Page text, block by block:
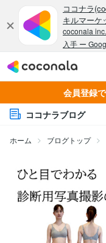
会員登録
ココナラブログ
ホーム ブログトップ